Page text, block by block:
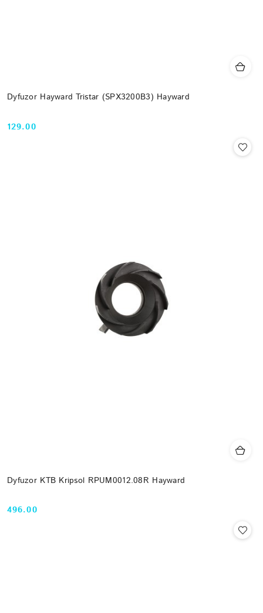
Dyfuzor Hayward Tristar (SPX3200B3) Hayward
Cena:
129.00
Dyfuzor KTB Kripsol RPUM0012.08R Hayward
Cena:
496.00